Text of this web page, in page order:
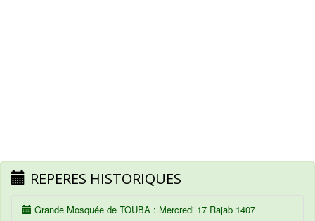
REPERES HISTORIQUES
Grande Mosquée de TOUBA : Mercredi 17 Rajab 1407